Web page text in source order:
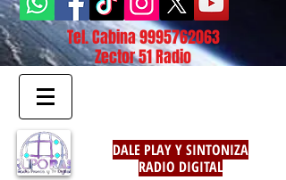
Tel. Cabina9995762063
Zector 51 Radio
DALE PLAY Y SINTONIZA
RADIO DIGITAL